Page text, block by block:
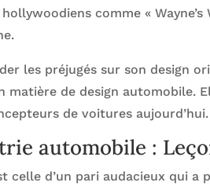
comme «
les préjugés sur son design
matière de design automobile.
de voitures aujourd’hui.
automobile :
celle d’un pari audacieux qui a